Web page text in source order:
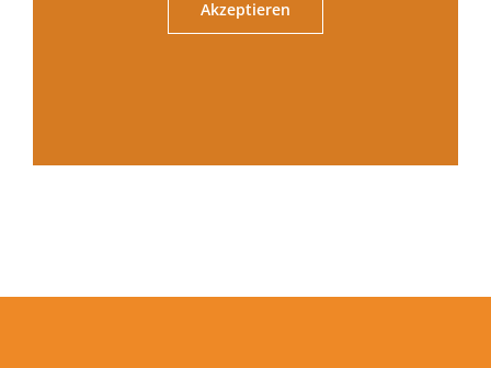
Akzeptieren